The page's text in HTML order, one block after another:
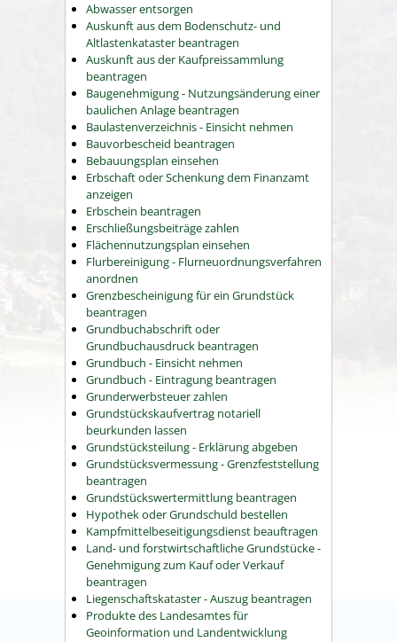
Abwasser entsorgen
Auskunft aus dem Bodenschutz- und
Altlastenkataster beantragen
Auskunft aus der Kaufpreissammlung
beantragen
Baugenehmigung - Nutzungsänderung einer
baulichen Anlage beantragen
Baulastenverzeichnis - Einsicht nehmen
Bauvorbescheid beantragen
Bebauungsplan einsehen
Erbschaft oder Schenkung dem Finanzamt
anzeigen
Erbschein beantragen
Erschließungsbeiträge zahlen
Flächennutzungsplan einsehen
Flurbereinigung - Flurneuordnungsverfahren
anordnen
Grenzbescheinigung für ein Grundstück
beantragen
Grundbuchabschrift oder
Grundbuchausdruck beantragen
Grundbuch - Einsicht nehmen
Grundbuch - Eintragung beantragen
Grunderwerbsteuer zahlen
Grundstückskaufvertrag notariell
beurkunden lassen
Grundstücksteilung - Erklärung abgeben
Grundstücksvermessung - Grenzfeststellung
beantragen
Grundstückswertermittlung beantragen
Hypothek oder Grundschuld bestellen
Kampfmittelbeseitigungsdienst beauftragen
Land- und forstwirtschaftliche Grundstücke -
Genehmigung zum Kauf oder Verkauf
beantragen
Liegenschaftskataster - Auszug beantragen
Produkte des Landesamtes für
Geoinformation und Landentwicklung